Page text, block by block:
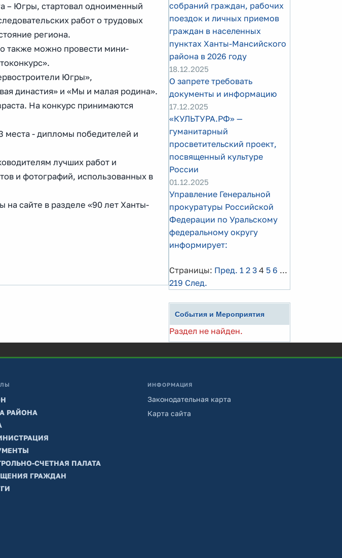
– Югры, стартовал одноименный
работ о трудовых
региона.
также можно провести мини-
Югры»,
династия» и «Мы и малая родина».
На конкурс принимаются
места - дипломы победителей и
лучших работ и
и фотографий, использованных в
сайте в разделе «90 лет Ханты-
собраний граждан, рабочих
поездок и личных приемов
граждан в населенных
пунктах Ханты-Мансийского
района в 2026 году
18.12.2025
О запрете требовать
документы и информацию
17.12.2025
«КУЛЬТУРА.РФ» —
гуманитарный
просветительский проект,
посвященный культуре
России
01.12.2025
Управление Генеральной
прокуратуры Российской
Федерации по Уральскому
федеральному округу
информирует:
Страницы: Пред. 1 2 3 4 5 6 ...
219 След.
События и Мероприятия
Раздел не найден.
РАЙОНА
СЧЕТНАЯ ПАЛАТА
ГРАЖДАН
ИНФОРМАЦИЯ
Законодательная карта
Карта сайта